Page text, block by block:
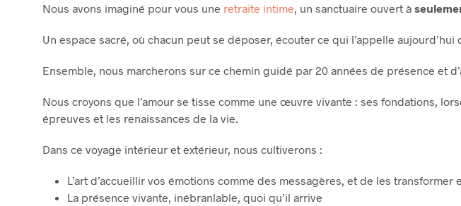
Nous avons imaginé pour vous une retraite intime , un sanctuaire ouvert à
Un espace sacré, où chacun peut se déposer, écouter ce qui l’appelle aujourd’hui
Ensemble, nous marcherons sur ce chemin guidé par 20 années de présence et
Nous croyons que l’amour se tisse comme une œuvre vivante : ses fondations,
épreuves et les renaissances de la vie.
Dans ce voyage intérieur et extérieur, nous cultiverons :
L’art d’accueillir vos émotions comme des messagères, et de les transformer
La présence vivante, inébranlable, quoi qu’il arrive